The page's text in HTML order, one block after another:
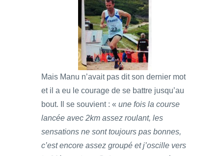
Mais Manu n’avait pas dit son dernier mot
et il a eu le courage de se battre jusqu’au
bout. Il se souvient : « une fois la course
lancée avec 2km assez roulant, les
sensations ne sont toujours pas bonnes,
c’est encore assez groupé et j’oscille vers